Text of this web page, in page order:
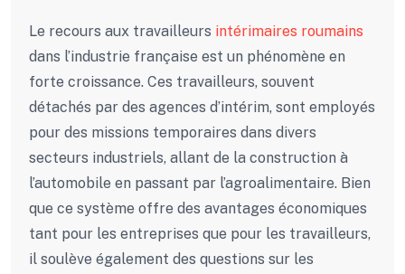
Le recours aux travailleurs intérimaires roumains
dans l’industrie française est un phénomène en
forte croissance. Ces travailleurs, souvent
détachés par des agences d’intérim, sont employés
pour des missions temporaires dans divers
secteurs industriels, allant de la construction à
l’automobile en passant par l’agroalimentaire. Bien
que ce système offre des avantages économiques
tant pour les entreprises que pour les travailleurs,
il soulève également des questions sur les